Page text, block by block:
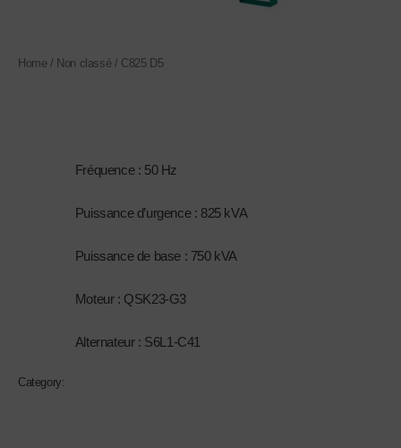
Home / Non classé / C825 D5
Fréquence : 50 Hz
Puissance d’urgence : 825 kVA
Puissance de base : 750 kVA
Moteur : QSK23-G3
Alternateur : S6L1-C41
Category: